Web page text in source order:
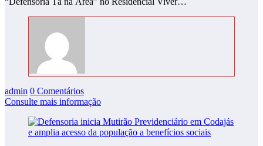
admin 0 Comentários
Consulte mais informação